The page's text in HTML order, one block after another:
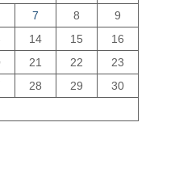
7 8
9
14 15
16
21 22
23
28 29
30